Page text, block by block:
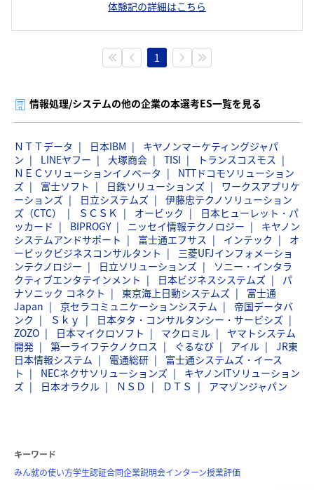
体験記の詳細はこちら
1
情報処理/システムの他の企業の本選考ES一覧を見る
ＮＴＴデータ 日本IBM
キヤノンマーケティングジャパ
ン
LINEヤフー 大塚商会 TISI
トランスコスモス
ＮＥＣソリューションイノベータ
NTTドコモソリューション
ズ
富士ソフト 日鉄ソリューションズ
ワークスアプリケ
ーションズ
日立システムズ
伊藤忠テクノソリューション
ズ（CTC）
ＳＣＳＫ オービック
日本ヒューレット・パ
ッカード
BIPROGY ニッセイ情報テクノロジー
キヤノン
システムアンドサポート
富士通エフサス インテック
オ
ービックビジネスコンサルタント
三菱UFJインフォメーショ
ンテクノロジー
日立ソリューションズ
ソニー・インタラ
クティブエンタテインメント
日本ビジネスシステムズ
パ
ナソニック コネクト
東京海上日動システムズ
富士通
Japan
京セラコミュニケーションシステム
帝国データバ
ンク
Ｓｋｙ
日本タタ・コンサルタンシー・サービシズ
ZOZO
日本マイクロソフト マクロミル
ヤマトシステム
開発
第一ライフテクノクロス ぐるなび アイル
JR東
日本情報システム
電通総研
富士通システムズ・イース
ト
NECネクサソリューションズ
キヤノンITソリューション
ズ
日本オラクル ＮＳＤ ＤＴＳ アマゾンジャパン
キーワード
みん就の使い方学生認証合同企業説明会インターン授業評価